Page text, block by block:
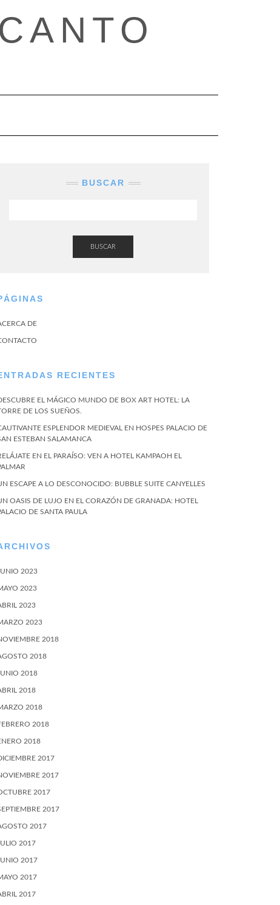
BUSCAR
BUSCAR
DE
RECIENTES
EL MÁGICO MUNDO DE BOX ART HOTEL: LA
DE LOS SUEÑOS.
ESPLENDOR MEDIEVAL EN HOSPES PALACIO DE
ESTEBAN SALAMANCA
EN EL PARAÍSO: VEN A HOTEL KAMPAOH EL
ESCAPE A LO DESCONOCIDO: BUBBLE SUITE CANYELLES
OASIS DE LUJO EN EL CORAZÓN DE GRANADA: HOTEL
DE SANTA PAULA
2023
2023
2023
2023
2018
2018
2018
2018
2018
2018
2018
2017
2017
2017
2017
2017
2017
2017
2017
2017